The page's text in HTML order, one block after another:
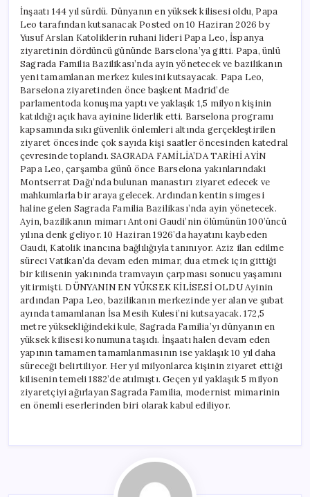
kilisesi
oldu,
Papa
Leo
tarafından
kutsanacak
için
İnşaatı 144 yıl sürdü. Dünyanın en yüksek kilisesi oldu, Papa
Leo tarafından kutsanacak Posted on 10 Haziran 2026 by
Yusuf Arslan Katoliklerin ruhani lideri Papa Leo, İspanya
ziyaretinin dördüncü gününde Barselona’ya gitti. Papa, ünlü
Sagrada Familia Bazilikası’nda ayin yönetecek ve bazilikanın
yeni tamamlanan merkez kulesini kutsayacak. Papa Leo,
Barselona ziyaretinden önce başkent Madrid’de
parlamentoda konuşma yaptı ve yaklaşık 1,5 milyon kişinin
katıldığı açık hava ayinine liderlik etti. Barselona programı
kapsamında sıkı güvenlik önlemleri altında gerçekleştirilen
ziyaret öncesinde çok sayıda kişi saatler öncesinden katedral
çevresinde toplandı. SAGRADA FAMİLİA’DA TARİHİ AYİN
Papa Leo, çarşamba günü önce Barselona yakınlarındaki
Montserrat Dağı’nda bulunan manastırı ziyaret edecek ve
mahkumlarla bir araya gelecek. Ardından kentin simgesi
haline gelen Sagrada Familia Bazilikası’nda ayin yönetecek.
Ayin, bazilikanın mimarı Antoni Gaudi’nin ölümünün 100’üncü
yılına denk geliyor. 10 Haziran 1926’da hayatını kaybeden
Gaudi, Katolik inancına bağlılığıyla tanınıyor. Aziz ilan edilme
süreci Vatikan’da devam eden mimar, dua etmek için gittiği
bir kilisenin yakınında tramvayın çarpması sonucu yaşamını
yitirmişti. DÜNYANIN EN YÜKSEK KİLİSESİ OLDU Ayinin
ardından Papa Leo, bazilikanın merkezinde yer alan ve şubat
ayında tamamlanan İsa Mesih Kulesi’ni kutsayacak. 172,5
metre yüksekliğindeki kule, Sagrada Familia’yı dünyanın en
yüksek kilisesi konumuna taşıdı. İnşaatı halen devam eden
yapının tamamen tamamlanmasının ise yaklaşık 10 yıl daha
süreceği belirtiliyor. Her yıl milyonlarca kişinin ziyaret ettiği
kilisenin temeli 1882’de atılmıştı. Geçen yıl yaklaşık 5 milyon
ziyaretçiyi ağırlayan Sagrada Familia, modernist mimarinin
en önemli eserlerinden biri olarak kabul ediliyor.